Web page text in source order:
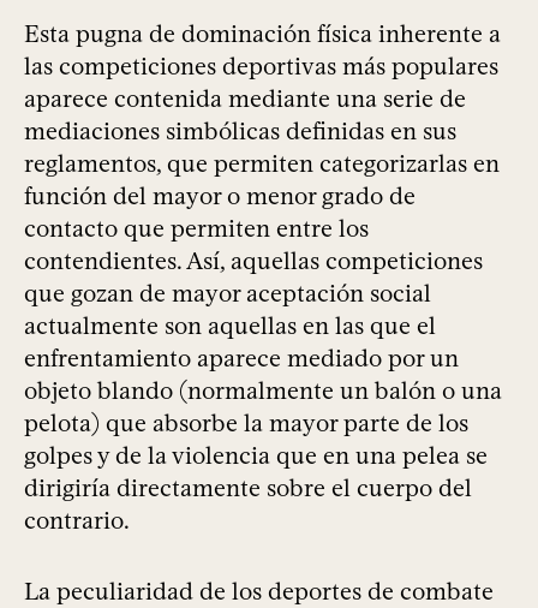
Esta pugna de dominación física inherente a
las competiciones deportivas más populares
aparece contenida mediante una serie de
mediaciones simbólicas definidas en sus
reglamentos, que permiten categorizarlas en
función del mayor o menor grado de
contacto que permiten entre los
contendientes. Así, aquellas competiciones
que gozan de mayor aceptación social
actualmente son aquellas en las que el
enfrentamiento aparece mediado por un
objeto blando (normalmente un balón o una
pelota) que absorbe la mayor parte de los
golpes y de la violencia que en una pelea se
dirigiría directamente sobre el cuerpo del
contrario.
La peculiaridad de los deportes de combate